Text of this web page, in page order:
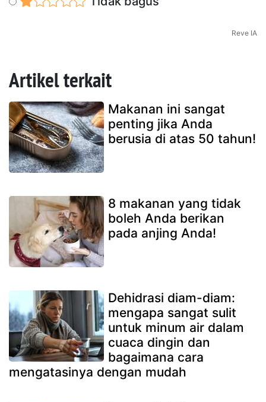
Reve IA
Artikel terkait
Makanan ini sangat
penting jika Anda
berusia di atas 50 tahun!
8 makanan yang tidak
boleh Anda berikan
pada anjing Anda!
Dehidrasi diam-diam:
mengapa sangat sulit
untuk minum air dalam
cuaca dingin dan
bagaimana cara
mengatasinya dengan mudah